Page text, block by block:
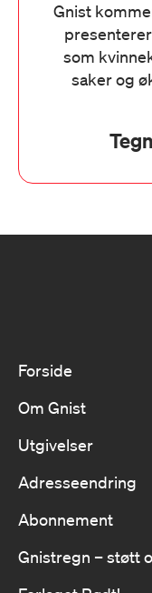
Gnist
som
saker og
Forside
Om Gnist
Utgivelser
Adresseendring
Abonnement
Gnistregn – støtt